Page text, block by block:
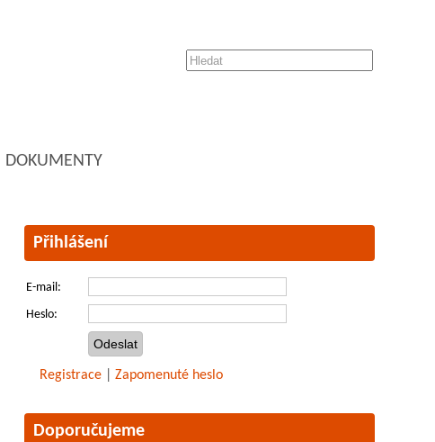
DOKUMENTY
Přihlášení
E-mail:
Heslo:
Registrace Zapomenuté heslo
Doporučujeme